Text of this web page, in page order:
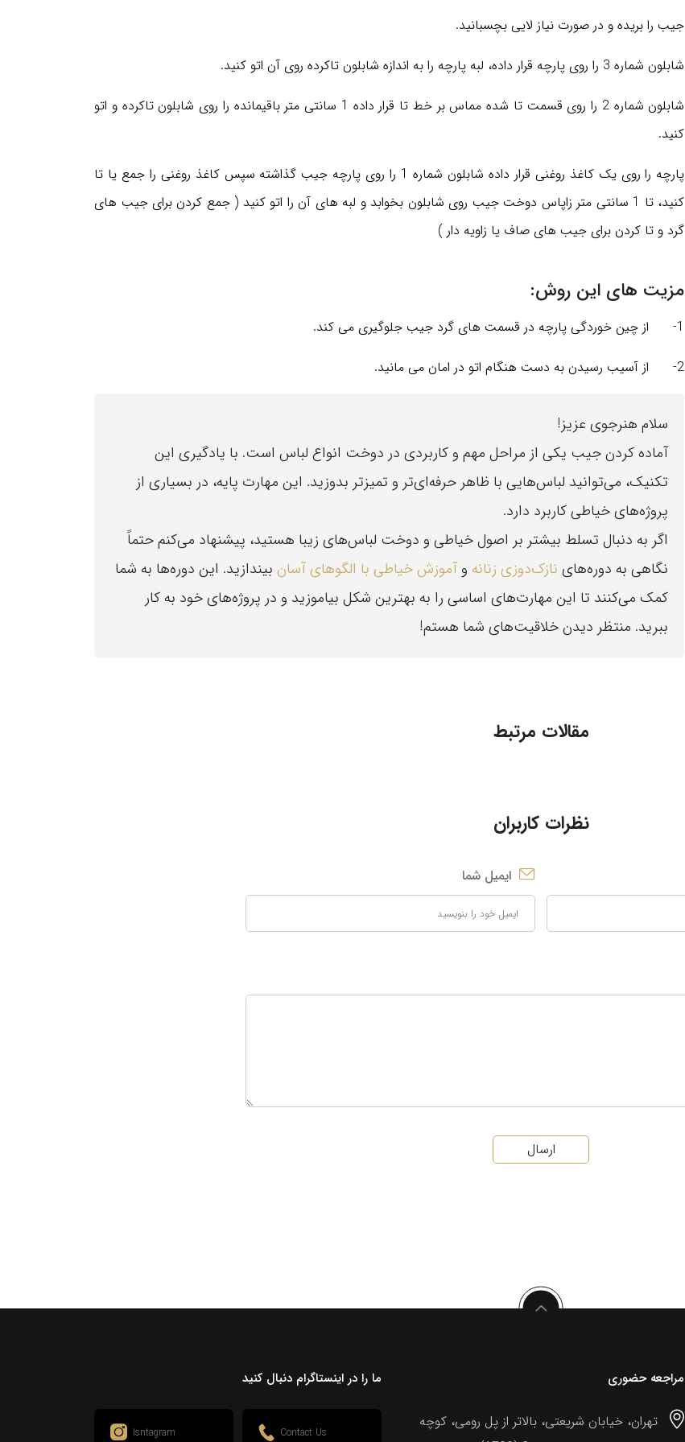
جیب را بریده و در صورت نیاز لایی بچسبانید.
شابلون شماره 3 را روی پارچه قرار داده، لبه پارچه را به اندازه شابلون تاکرده روی آن اتو کنید.
شابلون شماره 2 را روی قسمت تا شده مماس بر خط تا قرار داده 1 سانتی متر باقیمانده را روی شابلون تاکرده و اتو
کنید.
پارچه را روی یک کاغذ روغنی قرار داده شابلون شماره 1 را روی پارچه جیب گذاشته سپس کاغذ روغنی را جمع یا تا
کنید، تا 1 سانتی متر زاپاس دوخت جیب روی شابلون بخوابد و لبه های آن را اتو کنید ( جمع کردن برای جیب های
گرد و تا کردن برای جیب های صاف یا زاویه دار )
مزیت های این روش:
1- از چین خوردگی پارچه در قسمت های گرد جیب جلوگیری می کند.
2- از آسیب رسیدن به دست هنگام اتو در امان می مانید.
سلام هنرجوی عزیز!
آماده کردن جیب یکی از مراحل مهم و کاربردی در دوخت انواع لباس است. با یادگیری این
تکنیک، می‌توانید لباس‌هایی با ظاهر حرفه‌ای‌تر و تمیزتر بدوزید. این مهارت پایه، در بسیاری از
پروژه‌های خیاطی کاربرد دارد.
اگر به دنبال تسلط بیشتر بر اصول خیاطی و دوخت لباس‌های زیبا هستید، پیشنهاد می‌کنم حتماً
نگاهی به دوره‌های نازک‌دوزی زنانه و آموزش خیاطی با الگوهای آسانبیندازید. این دوره‌ها به شما
کمک می‌کنند تا این مهارت‌های اساسی را به بهترین شکل بیاموزید و در پروژه‌های خود به کار
ببرید. منتظر دیدن خلاقیت‌های شما هستم!
مقالات مرتبط
نظرات کاربران
ایمیل شما
ارسال
مراجعه حضوری
تهران، خیابان شریعتی، بالاتر از پل رومی، کوچه
ما را در اینستاگرام دنبال کنید
Contact Us
Isntagram